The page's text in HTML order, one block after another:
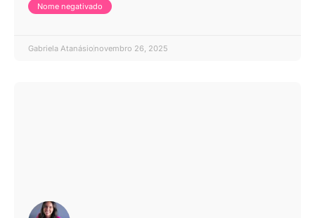
Nome negativado
Gabriela Atanásio novembro 26, 2025